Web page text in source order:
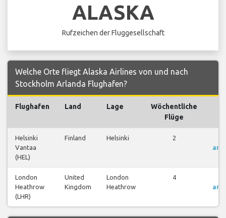
ALASKA
Rufzeichen der Fluggesellschaft
Welche Orte fliegt Alaska Airlines von und nach
Stockholm Arlanda Flughafen?
Flughafen Land Lage
Wöchentliche
Flüge
Helsinki
Vantaa
(HEL)
Finland Helsinki 2
London
Heathrow
(LHR)
United
Kingdom
London
Heathrow
4